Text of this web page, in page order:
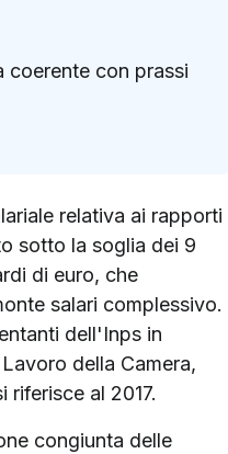
coerente con prassi
relativa ai rapporti
sotto la soglia dei 9
di euro, che
salari complessivo.
dell'Inps in
della Camera,
al 2017.
congiunta delle